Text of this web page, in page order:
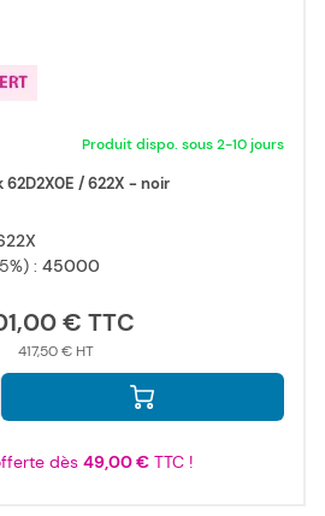
Produit dispo. sous 2-10 jours
/ 622X - noir
: 45000
€
417,50 €
dès 49,00 €TTC !